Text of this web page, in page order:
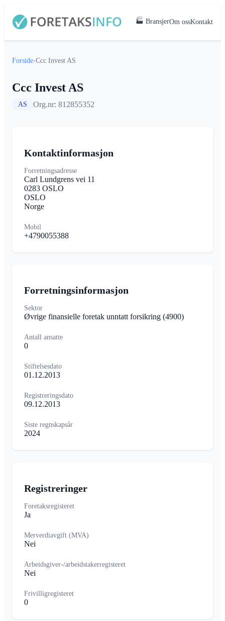
🏭 BransjerOm ossKontakt
Forside›Ccc Invest AS
Ccc Invest AS
AS Org.nr: 812855352
Kontaktinformasjon
Forretningsadresse
Carl Lundgrens vei 11
0283 OSLO
OSLO
Norge
Mobil
+4790055388
Forretningsinformasjon
Sektor
Øvrige finansielle foretak unntatt forsikring (4900)
Antall ansatte
0
Stiftelsesdato
01.12.2013
Registreringsdato
09.12.2013
Siste regnskapsår
2024
Registreringer
Foretaksregisteret
Ja
Merverdiavgift (MVA)
Nei
Arbeidsgiver-/arbeidstakerregisteret
Nei
Frivilligregisteret
0